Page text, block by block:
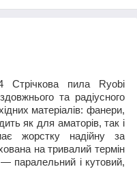
Стрічкова пила Ryobi
та радіусного
матеріалів: фанери,
як для аматорів, так і
жорстку надійну за
на тривалий термін
паралельний і кутовий,